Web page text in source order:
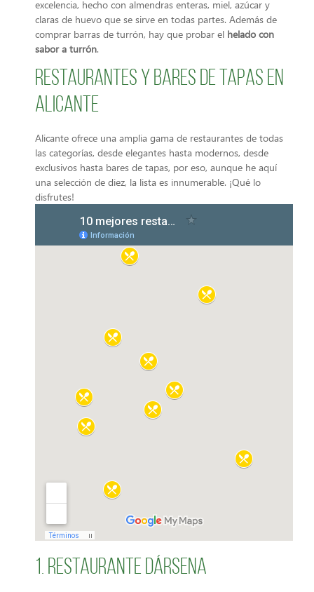
excelencia, hecho con almendras enteras, miel, azúcar y
claras de huevo que se sirve en todas partes. Además de
comprar barras de turrón, hay que probar el helado con
sabor a turrón.
Restaurantes y bares de tapas en
Alicante
Alicante ofrece una amplia gama de restaurantes de todas
las categorías, desde elegantes hasta modernos, desde
exclusivos hasta bares de tapas, por eso, aunque he aquí
una selección de diez, la lista es innumerable. ¡Qué lo
disfrutes!
1. Restaurante Dársena